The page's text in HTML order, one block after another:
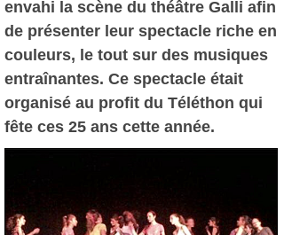
envahi la scène du théâtre Galli afin
de présenter leur spectacle riche en
couleurs, le tout sur des musiques
entraînantes. Ce spectacle était
organisé au profit du Téléthon qui
fête ces 25 ans cette année.